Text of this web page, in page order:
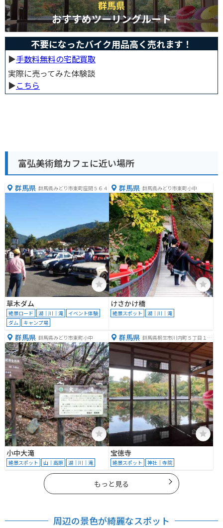
群馬県
おすすめツーリングルート
不要になったバイク用品高く売れます！
▶︎手数料無料の宅配買取
実際に売ってみた体験談
▶︎こちら
富弘美術館カフェに近い場所
群馬県 群馬県みどり市東町座間５６４
草木ダム
絶景ロード 湖｜川｜滝
イベント体験
ダム
キャンプ場
群馬県 群馬県みどり市東町小中
けさかけ橋
絶景スポット 湖｜川｜滝
群馬県 群馬県みどり市東町小中
小中大滝
絶景スポット 山｜高原 湖｜川｜滝
群馬県 群馬県桐生市川内町５丁目１６
０８
宝徳寺
絶景スポット 神社｜寺院
もっと見る
周辺の景色が綺麗なスポット